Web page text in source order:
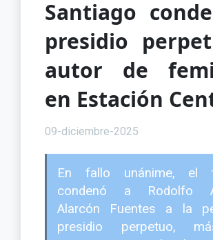
Santiago
presidio
autor de
en Estación
09-diciembre-2025
En fallo unánime, el
condenó a Rodolfo
Alarcón Fuentes a la
presidio perpetuo,